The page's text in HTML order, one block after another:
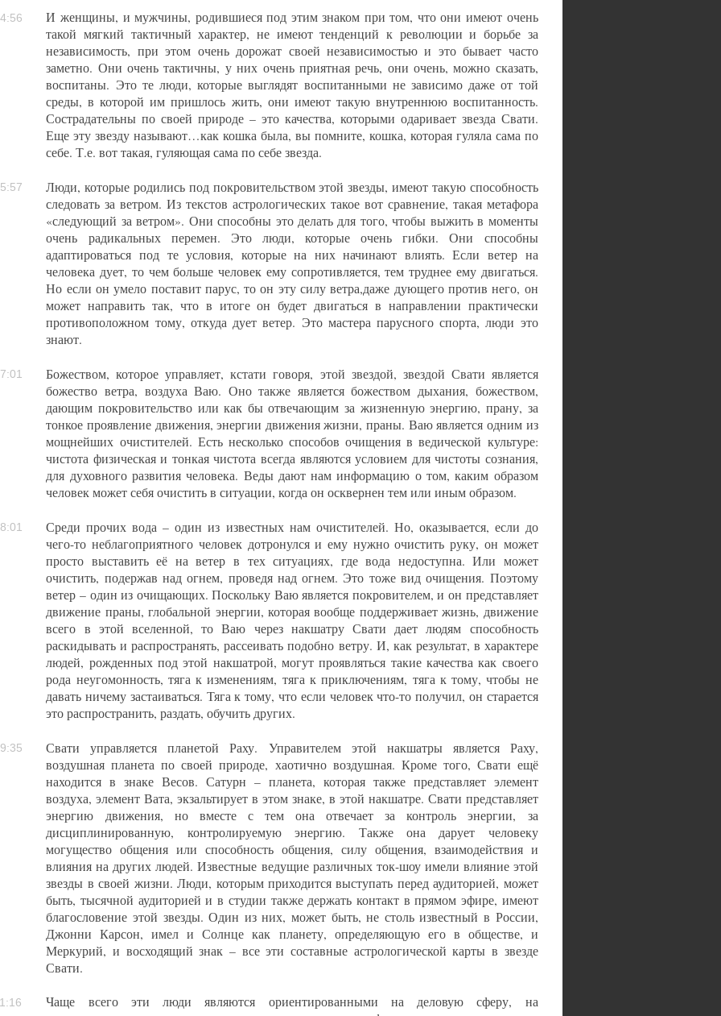
И женщины, и мужчины, родившиеся под этим знаком при том, что они имеют очень
такой мягкий тактичный характер, не имеют тенденций к революции и борьбе за
независимость, при этом очень дорожат своей независимостью и это бывает часто
заметно. Они очень тактичны, у них очень приятная речь, они очень, можно сказать,
воспитаны. Это те люди, которые выглядят воспитанными не зависимо даже от той
среды, в которой им пришлось жить, они имеют такую внутреннюю воспитанность.
Сострадательны по своей природе – это качества, которыми одаривает звезда Свати.
Еще эту звезду называют…как кошка была, вы помните, кошка, которая гуляла сама по
себе. Т.е. вот такая, гуляющая сама по себе звезда.
Люди, которые родились под покровительством этой звезды, имеют такую способность
следовать за ветром. Из текстов астрологических такое вот сравнение, такая метафора
«следующий за ветром». Они способны это делать для того, чтобы выжить в моменты
очень радикальных перемен. Это люди, которые очень гибки. Они способны
адаптироваться под те условия, которые на них начинают влиять. Если ветер на
человека дует, то чем больше человек ему сопротивляется, тем труднее ему двигаться.
Но если он умело поставит парус, то он эту силу ветра,даже дующего против него, он
может направить так, что в итоге он будет двигаться в направлении практически
противоположном тому, откуда дует ветер. Это мастера парусного спорта, люди это
знают.
Божеством, которое управляет, кстати говоря, этой звездой, звездой Свати является
божество ветра, воздуха Ваю. Оно также является божеством дыхания, божеством,
дающим покровительство или как бы отвечающим за жизненную энергию, прану, за
тонкое проявление движения, энергии движения жизни, праны. Ваю является одним из
мощнейших очистителей. Есть несколько способов очищения в ведической культуре:
чистота физическая и тонкая чистота всегда являются условием для чистоты сознания,
для духовного развития человека. Веды дают нам информацию о том, каким образом
человек может себя очистить в ситуации, когда он осквернен тем или иным образом.
Среди прочих вода – один из известных нам очистителей. Но, оказывается, если до
чего-то неблагоприятного человек дотронулся и ему нужно очистить руку, он может
просто выставить её на ветер в тех ситуациях, где вода недоступна. Или может
очистить, подержав над огнем, проведя над огнем. Это тоже вид очищения. Поэтому
ветер – один из очищающих. Поскольку Ваю является покровителем, и он представляет
движение праны, глобальной энергии, которая вообще поддерживает жизнь, движение
всего в этой вселенной, то Ваю через накшатру Свати дает людям способность
раскидывать и распространять, рассеивать подобно ветру. И, как результат, в характере
людей, рожденных под этой накшатрой, могут проявляться такие качества как своего
рода неугомонность, тяга к изменениям, тяга к приключениям, тяга к тому, чтобы не
давать ничему застаиваться. Тяга к тому, что если человек что-то получил, он старается
это распространить, раздать, обучить других.
Свати управляется планетой Раху. Управителем этой накшатры является Раху,
воздушная планета по своей природе, хаотично воздушная. Кроме того, Свати ещё
находится в знаке Весов. Сатурн – планета, которая также представляет элемент
воздуха, элемент Вата, экзальтирует в этом знаке, в этой накшатре. Свати представляет
энергию движения, но вместе с тем она отвечает за контроль энергии, за
дисциплинированную, контролируемую энергию. Также она дарует человеку
могущество общения или способность общения, силу общения, взаимодействия и
влияния на других людей. Известные ведущие различных ток-шоу имели влияние этой
звезды в своей жизни. Люди, которым приходится выступать перед аудиторией, может
быть, тысячной аудиторией и в студии также держать контакт в прямом эфире, имеют
благословение этой звезды. Один из них, может быть, не столь известный в России,
Джонни Карсон, имел и Солнце как планету, определяющую его в обществе, и
Меркурий, и восходящий знак – все эти составные астрологической карты в звезде
Свати.
Чаще всего эти люди являются ориентированными на деловую сферу, на